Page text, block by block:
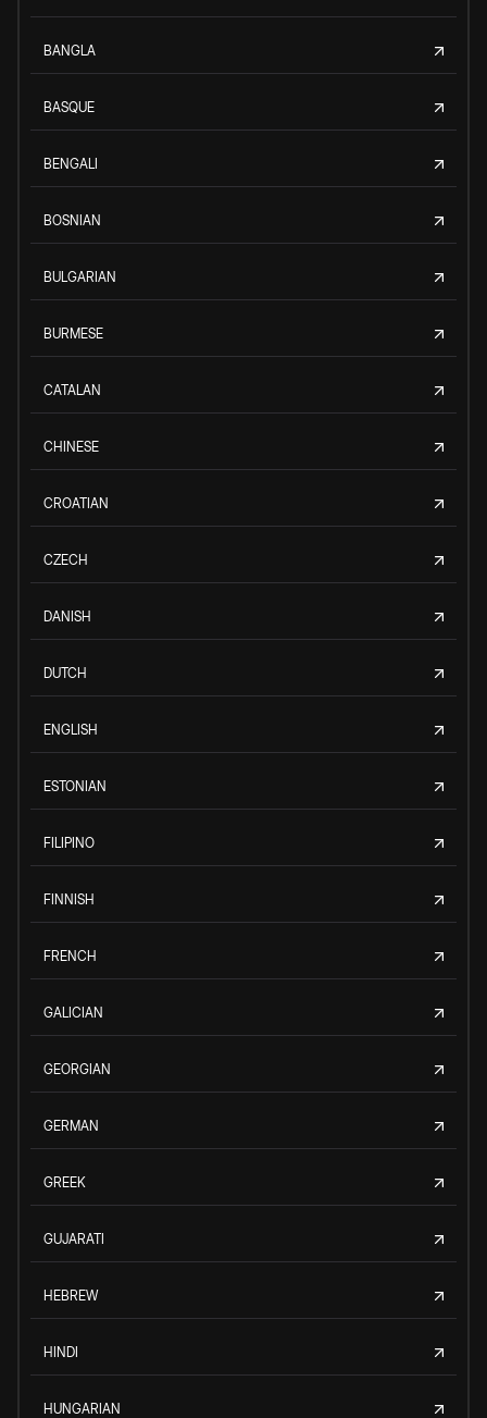
BANGLA
BASQUE
BENGALI
BOSNIAN
BULGARIAN
BURMESE
CATALAN
CHINESE
CROATIAN
CZECH
DANISH
DUTCH
ENGLISH
ESTONIAN
FILIPINO
FINNISH
FRENCH
GALICIAN
GEORGIAN
GERMAN
GREEK
GUJARATI
HEBREW
HINDI
HUNGARIAN